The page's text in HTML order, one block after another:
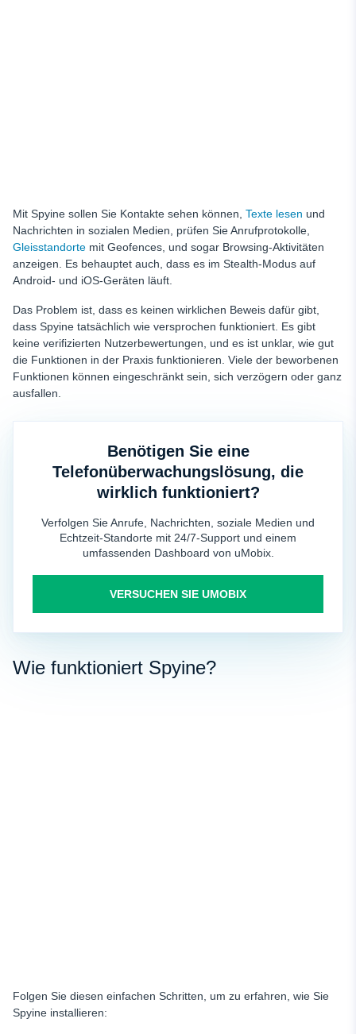
Mit Spyine sollen Sie Kontakte sehen können, Texte lesen und
Nachrichten in sozialen Medien, prüfen Sie Anrufprotokolle,
Gleisstandorte mit Geofences, und sogar Browsing-Aktivitäten
anzeigen. Es behauptet auch, dass es im Stealth-Modus auf
Android- und iOS-Geräten läuft.
Das Problem ist, dass es keinen wirklichen Beweis dafür gibt,
dass Spyine tatsächlich wie versprochen funktioniert. Es gibt
keine verifizierten Nutzerbewertungen, und es ist unklar, wie gut
die Funktionen in der Praxis funktionieren. Viele der beworbenen
Funktionen können eingeschränkt sein, sich verzögern oder ganz
ausfallen.
Benötigen Sie eine
Telefonüberwachungslösung, die
wirklich funktioniert?
Verfolgen Sie Anrufe, Nachrichten, soziale Medien und
Echtzeit-Standorte mit 24/7-Support und einem
umfassenden Dashboard von uMobix.
VERSUCHEN SIE UMOBIX
Wie funktioniert Spyine?
Folgen Sie diesen einfachen Schritten, um zu erfahren, wie Sie
Spyine installieren: